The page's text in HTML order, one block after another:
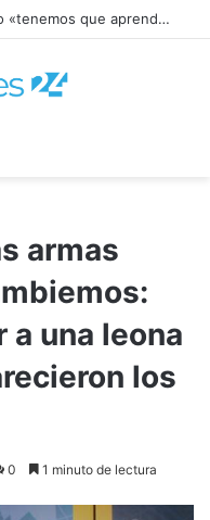
San Cayetano: Paz, Pan y Trabajo «tenemos que aprender a dialogar y a tratarnos bien» Mons. García Cuerva
armas
a una leona
los
0 1 minuto de lectura